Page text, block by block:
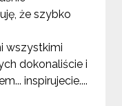
że szybko
wszystkimi
dokonaliście i
inspirujecie....